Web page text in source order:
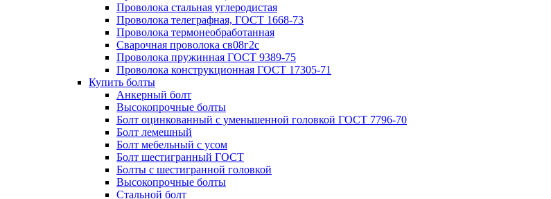
Проволока стальная углеродистая
Проволока телеграфная, ГОСТ 1668-73
Проволока термонеобработанная
Сварочная проволока св08г2с
Проволока пружинная ГОСТ 9389-75
Проволока конструкционная ГОСТ 17305-71
Купить болты
Анкерный болт
Высокопрочные болты
Болт оцинкованный с уменьшенной головкой ГОСТ 7796-70
Болт лемешный
Болт мебельный с усом
Болт шестигранный ГОСТ
Болты с шестигранной головкой
Высокопрочные болты
Стальной болт